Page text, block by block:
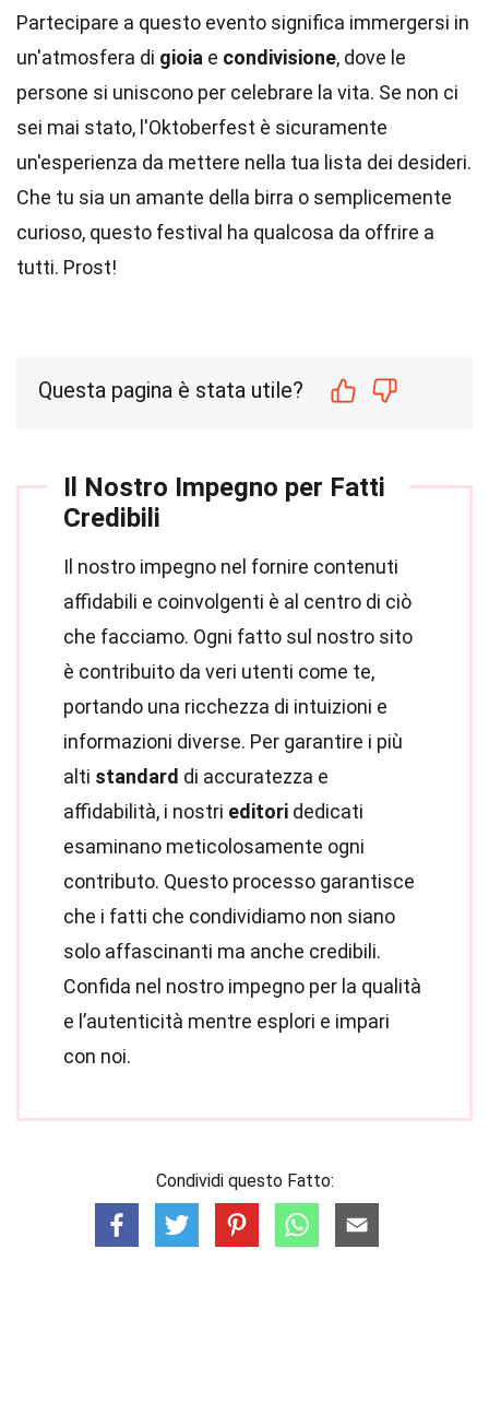
Partecipare a questo evento significa immergersi in
un'atmosfera di gioia e condivisione, dove le
persone si uniscono per celebrare la vita. Se non ci
sei mai stato, l'Oktoberfest è sicuramente
un'esperienza da mettere nella tua lista dei desideri.
Che tu sia un amante della birra o semplicemente
curioso, questo festival ha qualcosa da offrire a
tutti. Prost!
Questa pagina è stata utile?
Il Nostro Impegno per Fatti
Credibili
Il nostro impegno nel fornire contenuti
affidabili e coinvolgenti è al centro di ciò
che facciamo. Ogni fatto sul nostro sito
è contribuito da veri utenti come te,
portando una ricchezza di intuizioni e
informazioni diverse. Per garantire i più
alti standard di accuratezza e
affidabilità, i nostri editori dedicati
esaminano meticolosamente ogni
contributo. Questo processo garantisce
che i fatti che condividiamo non siano
solo affascinanti ma anche credibili.
Confida nel nostro impegno per la qualità
e l’autenticità mentre esplori e impari
con noi.
Condividi questo Fatto: